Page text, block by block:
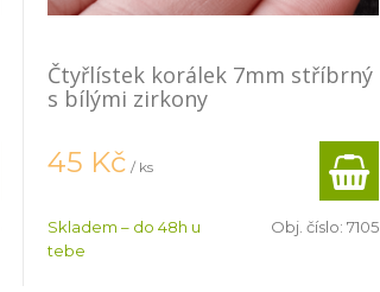
Čtyřlístek korálek 7mm stříbrný
s bílými zirkony
45 Kč / ks
Skladem – do 48h u
tebe
Obj. číslo: 7105